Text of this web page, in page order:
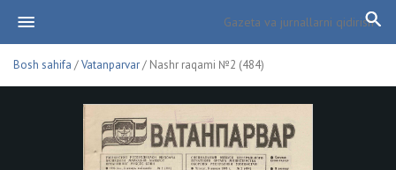
Bosh sahifa /Vatanparvar/ Nashr raqami №2 (484)